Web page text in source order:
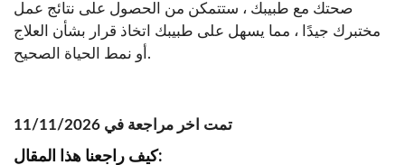
صحتك مع طبيبك ، ستتمكن من الحصول على نتائج عمل
مختبرك جيدًا ، مما يسهل على طبيبك اتخاذ قرار بشأن العلاج
أو نمط الحياة الصحيح.
تمت اخر مراجعة في 11/11/2026
كيف راجعنا هذا المقال: